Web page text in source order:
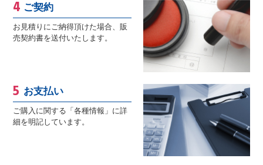
ご契約
お見積りにご納得頂けた場合、販
売契約書を送付いたします。
お支払い
ご購入に関する「各種情報」に詳
細を明記しています。